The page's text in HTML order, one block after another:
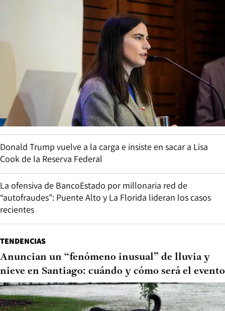
Donald Trump vuelve a la carga e insiste en sacar a Lisa
Cook de la Reserva Federal
La ofensiva de BancoEstado por millonaria red de
“autofraudes”: Puente Alto y La Florida lideran los casos
recientes
TENDENCIAS
Anuncian un “fenómeno inusual” de lluvia y
nieve en Santiago: cuándo y cómo será el evento